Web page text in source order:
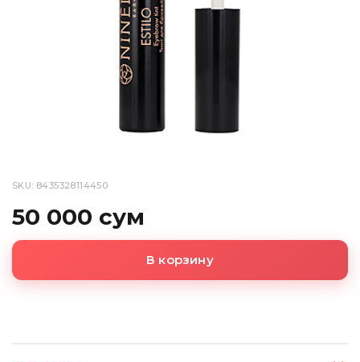
SKU: 8435328114450
50 000 сум
В корзину